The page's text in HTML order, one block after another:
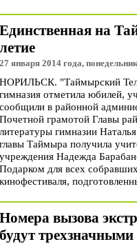
Единственная на
летие
27 января 2014 года,
НОРИЛЬСК. "Таймырский
гимназия отметила юбилей,
сообщили в районной
Почетной грамотой Главы
литературы гимназии
главы Таймыра получила
учреждения Надежда
Подарком для всех
кинофестиваля,
Номера вызова
будут трехзначными